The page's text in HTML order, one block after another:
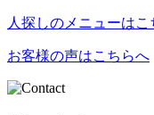
人探しのメニューはこ
お客様の声はこちらへ